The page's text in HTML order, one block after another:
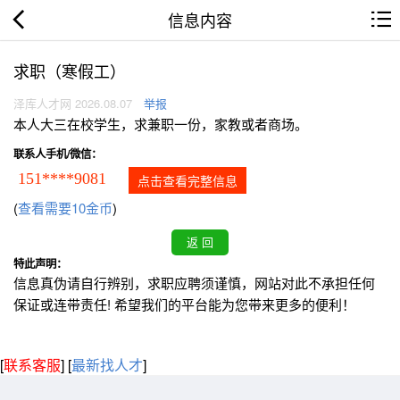
信息内容
求职（寒假工）
泽库人才网 2026.08.07 举报
本人大三在校学生，求兼职一份，家教或者商场。
联系人手机/微信：
151****9081 点击查看完整信息
(查看需要10金币)
特此声明：
信息真伪请自行辨别，求职应聘须谨慎，网站对此不承担任何
保证或连带责任! 希望我们的平台能为您带来更多的便利！
[联系客服] [最新找人才]